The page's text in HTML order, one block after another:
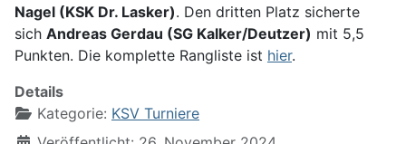
Nagel (KSK Dr. Lasker). Den dritten Platz sicherte
sich Andreas Gerdau (SG Kalker/Deutzer) mit 5,5
Punkten. Die komplette Rangliste ist hier.
Details
Kategorie: KSV Turniere